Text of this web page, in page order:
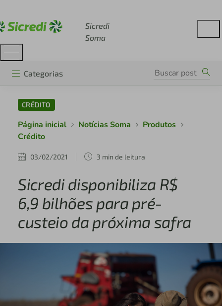
Sicredi
Soma
Categorias
CRÉDITO
Página inicial Notícias Soma
Produtos
Crédito
03/02/2021 3 min de leitura
Sicredi disponibiliza R$
6,9 bilhões para pré-
custeio da próxima safra